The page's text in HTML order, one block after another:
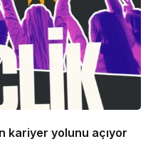
kariyer yolunu açıyor